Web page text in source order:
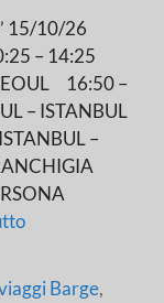
15/10/26
– 14:25
16:50 –
– ISTANBUL
–
Barge,